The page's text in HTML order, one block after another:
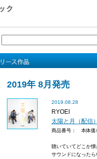
2019年 8月発売
2019.08.28
RYOEI
太陽と月（配信
商品番号： 本体
聴いていてどこか
サウンドになった